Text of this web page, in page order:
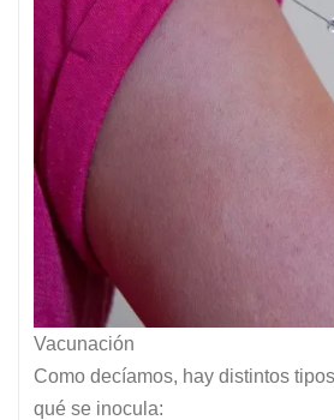
Vacunación
Como decíamos, hay distintos
qué se inocula: